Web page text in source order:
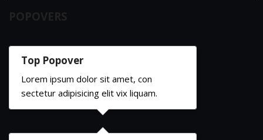
POPOVERS
Top Popover
Lorem ipsum dolor sit amet, con
sectetur adipisicing elit vix liquam.